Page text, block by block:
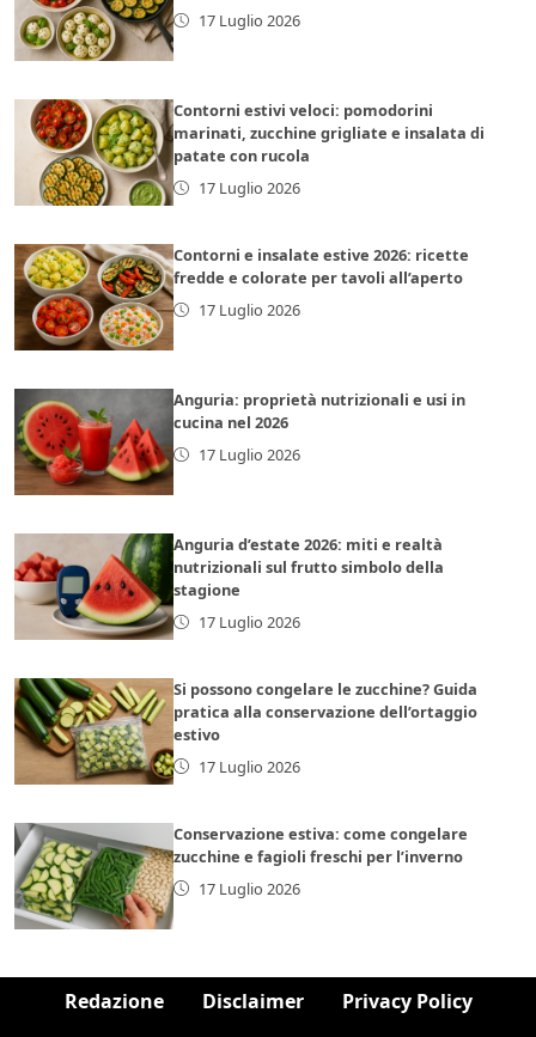
17 Luglio 2026
Contorni estivi veloci: pomodorini
marinati, zucchine grigliate e insalata di
patate con rucola
17 Luglio 2026
Contorni e insalate estive 2026: ricette
fredde e colorate per tavoli all’aperto
17 Luglio 2026
Anguria: proprietà nutrizionali e usi in
cucina nel 2026
17 Luglio 2026
Anguria d’estate 2026: miti e realtà
nutrizionali sul frutto simbolo della
stagione
17 Luglio 2026
Si possono congelare le zucchine? Guida
pratica alla conservazione dell’ortaggio
estivo
17 Luglio 2026
Conservazione estiva: come congelare
zucchine e fagioli freschi per l’inverno
17 Luglio 2026
Redazione Disclaimer Privacy Policy